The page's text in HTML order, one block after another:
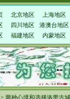
北京地区
上海地区
四川地区
港澳台地区
福建地区 内蒙地区
> 两种心境和选择洛带古